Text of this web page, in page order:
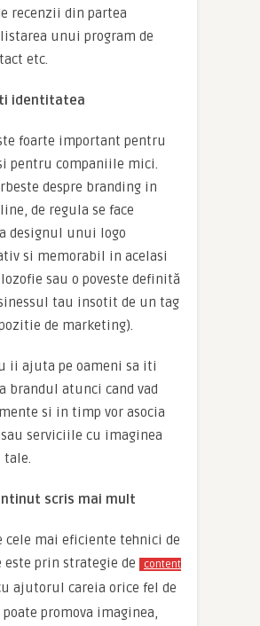
recenzii din partea
unui program de
etc.
identitatea
foarte important pentru
pentru companiile mici.
despre branding in
de regula se face
designul unui logo
si memorabil in acelasi
sau o poveste definită
tau insotit de un tag
de marketing).
ii ajuta pe oameni sa iti
brandul atunci cand vad
si in timp vor asocia
serviciile cu imaginea
tale.
scris mai mult
cele mai eficiente tehnici de
este prin strategie de
content
ajutorul careia orice fel de
promova imaginea,